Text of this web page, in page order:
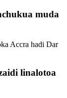
muda
Accra hadi Dar
linalotoa